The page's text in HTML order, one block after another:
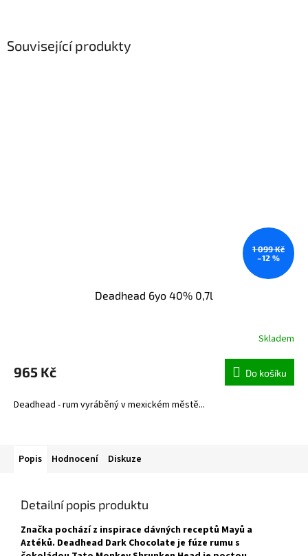
Související produkty
1 099 Kč
–12 %
Deadhead 6yo 40% 0,7l
Skladem
965 Kč Do košíku
Deadhead - rum vyráběný v mexickém městě...
Popis Hodnocení Diskuze
Detailní popis produktu
Značka pochází z inspirace dávných receptů Mayů a
Aztéků. Deadhead Dark Chocolate je fúze rumu s